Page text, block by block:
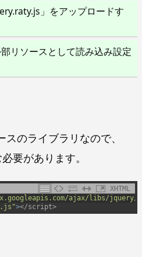
」をアップロードす
リソースとして読み込み設定
のライブラリなので、
要があります。
XHTML
ajax/libs/jquery/
></script>